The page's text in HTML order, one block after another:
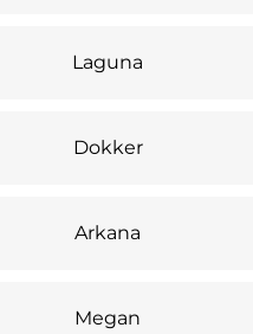
Laguna
Dokker
Arkana
Megan